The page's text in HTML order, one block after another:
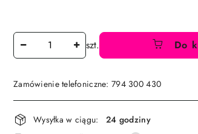
Ilość szt. Do
Zamówienie telefoniczne: 794 300 430
Dostępność
Wysyłka w ciągu:
24 godziny